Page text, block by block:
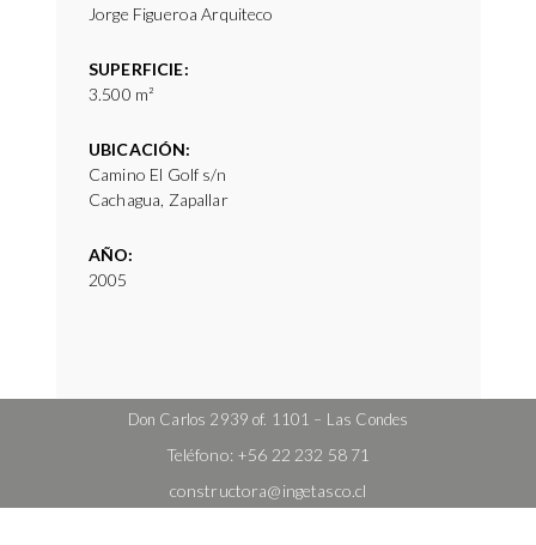
Jorge Figueroa Arquiteco
SUPERFICIE:
3.500 m²
UBICACIÓN:
Camino El Golf s/n
Cachagua, Zapallar
AÑO:
2005
Don Carlos 2939 of. 1101 – Las Condes
Teléfono: +56 22 232 58 71
constructora@ingetasco.cl